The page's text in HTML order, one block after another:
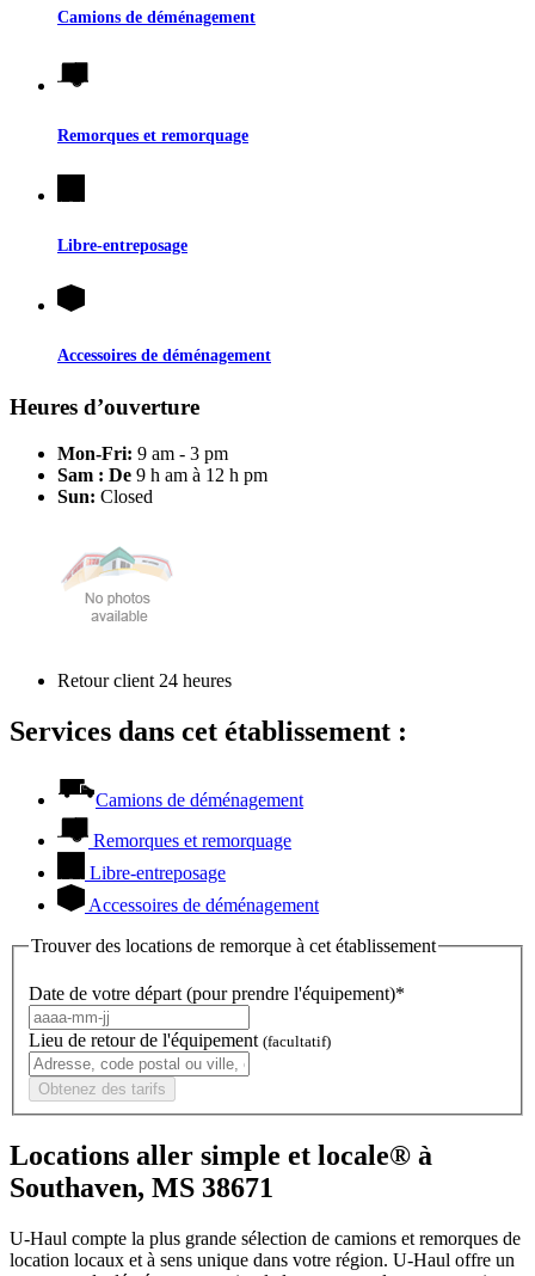
Camions de déménagement
Remorques et remorquage
Libre-entreposage
Accessoires de déménagement
Heures d’ouverture
Mon-Fri: 9 am - 3 pm
Sam : De 9 h am à 12 h pm
Sun: Closed
Retour client 24 heures
Services dans cet établissement :
Camions de déménagement
Remorques et remorquage
Libre-entreposage
Accessoires de déménagement
Trouver des locations de remorque à cet établissement
Date de votre départ (pour prendre l'équipement)*
Lieu de retour de l'équipement (facultatif)
Obtenez des tarifs
Locations aller simple et locale® à
Southaven, MS 38671
U-Haul compte la plus grande sélection de camions et remorques de
location locaux et à sens unique dans votre région. U-Haul offre un